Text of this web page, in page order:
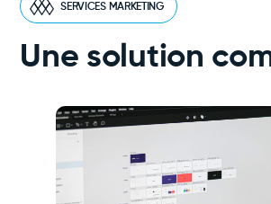
SERVICES MARKETING
Une solution